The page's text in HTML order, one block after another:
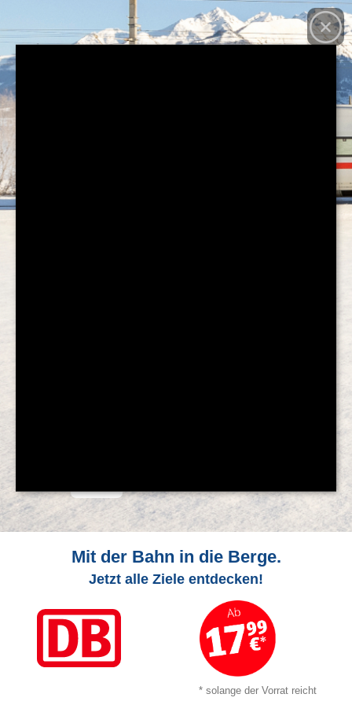
Mit der Bahn in die Berge.
Jetzt alle Ziele entdecken!
* solange der Vorrat reicht